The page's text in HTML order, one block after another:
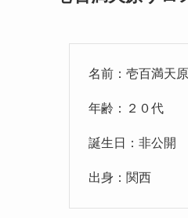
名前：壱百満天
年齢：２０代
誕生日：非公開
出身：関西